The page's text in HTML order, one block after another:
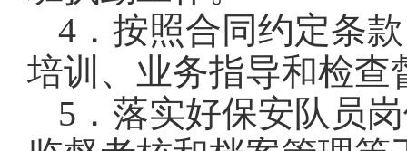
4 ．按照合同约定条
培训、业务指导和检查
5 ．落实好保安队员